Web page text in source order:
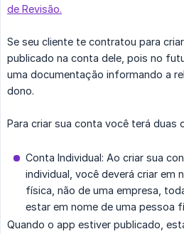
de Revisão.
Se seu cliente te contratou para
publicado na conta dele, pois no
uma documentação informando a
dono.
Para criar sua conta você terá duas
Conta Individual: Ao criar sua
individual, você deverá criar em
física, não de uma empresa,
estar em nome de uma pessoa
Quando o app estiver publicado,